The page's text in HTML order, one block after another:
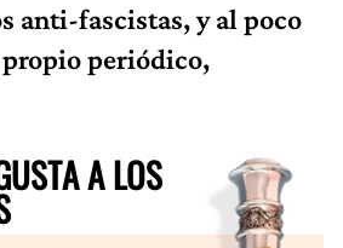
anti-fascistas, y al poco
periódico,
A LOS